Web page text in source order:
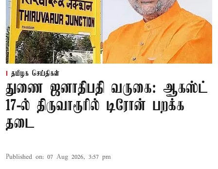
தமிழக செய்திகள்
துணை ஜனாதிபதி வருகை: ஆகஸ்ட்
17-ல் திருவாரூரில் டிரோன் பறக்க
தடை
Published on: 07 Aug 2026, 3:57 pm